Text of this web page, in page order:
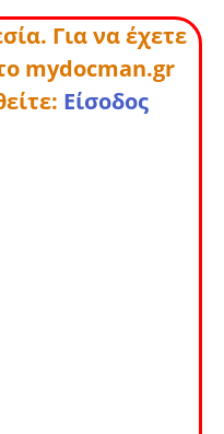
Για να έχετε
mydocman.gr
Είσοδος